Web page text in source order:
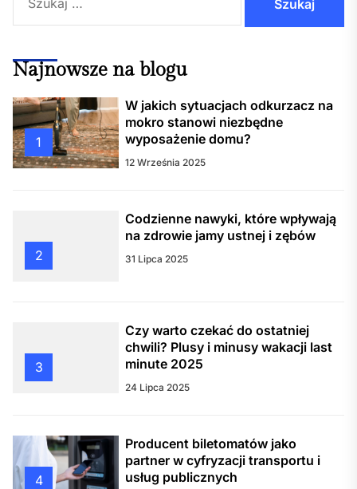
Najnowsze na blogu
1
W jakich sytuacjach odkurzacz na
mokro stanowi niezbędne
wyposażenie domu?
12 Września 2025
2
Codzienne nawyki, które wpływają
na zdrowie jamy ustnej i zębów
31 Lipca 2025
3
Czy warto czekać do ostatniej
chwili? Plusy i minusy wakacji last
minute 2025
24 Lipca 2025
4
Producent biletomatów jako
partner w cyfryzacji transportu i
usług publicznych